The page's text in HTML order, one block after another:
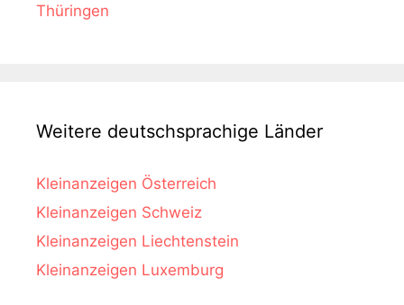
Thüringen
Weitere deutschsprachige Länder
Kleinanzeigen Österreich
Kleinanzeigen Schweiz
Kleinanzeigen Liechtenstein
Kleinanzeigen Luxemburg